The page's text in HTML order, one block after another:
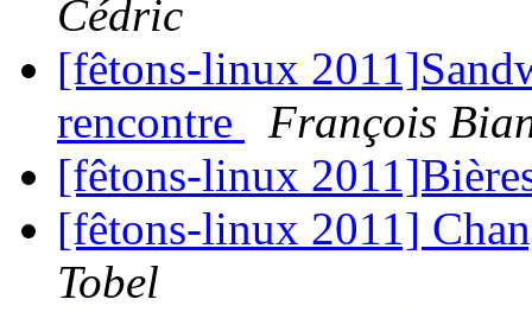
Cédric
[fêtons-linux
rencontre
François
[fêtons-linux
[fêtons-linux 2011]
Tobel